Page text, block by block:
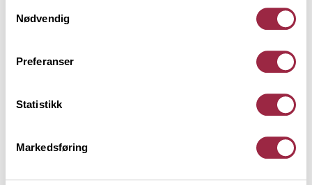
Nødvendig
Preferanser
Statistikk
Markedsføring